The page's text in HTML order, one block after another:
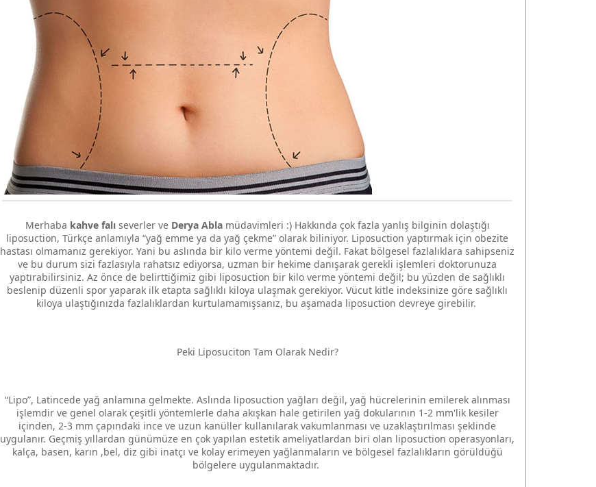
Merhaba kahve falıseverler ve Derya Ablamüdavimleri :) Hakkında çok fazla yanlış bilginin dolaştığı
liposuction, Türkçe anlamıyla “yağ emme ya da yağ çekme” olarak biliniyor. Liposuction yaptırmak için obezite
hastası olmamanız gerekiyor. Yani bu aslında bir kilo verme yöntemi değil. Fakat bölgesel fazlalıklara sahipseniz
ve bu durum sizi fazlasıyla rahatsız ediyorsa, uzman bir hekime danışarak gerekli işlemleri doktorunuza
yaptırabilirsiniz. Az önce de belirttiğimiz gibi liposuction bir kilo verme yöntemi değil; bu yüzden de sağlıklı
beslenip düzenli spor yaparak ilk etapta sağlıklı kiloya ulaşmak gerekiyor. Vücut kitle indeksinize göre sağlıklı
kiloya ulaştığınızda fazlalıklardan kurtulamamışsanız, bu aşamada liposuction devreye girebilir.
Peki Liposuciton Tam Olarak Nedir?
“Lipo”, Latincede yağ anlamına gelmekte. Aslında liposuction yağları değil, yağ hücrelerinin emilerek alınması
işlemdir ve genel olarak çeşitli yöntemlerle daha akışkan hale getirilen yağ dokularının 1-2 mm'lik kesiler
içinden, 2-3 mm çapındaki ince ve uzun kanüller kullanılarak vakumlanması ve uzaklaştırılması şeklinde
uygulanır. Geçmiş yıllardan günümüze en çok yapılan estetik ameliyatlardan biri olan liposuction operasyonları,
kalça, basen, karın ,bel, diz gibi inatçı ve kolay erimeyen yağlanmaların ve bölgesel fazlalıkların görüldüğü
bölgelere uygulanmaktadır.